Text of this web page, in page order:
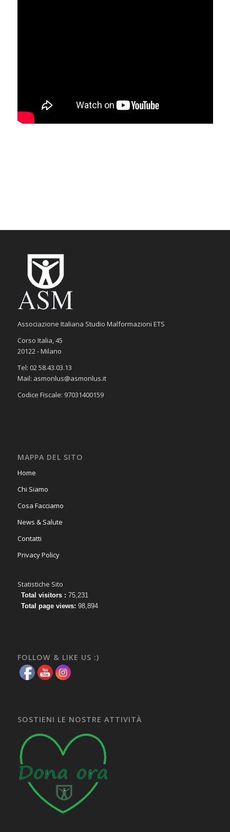
Associazione Italiana Studio Malformazioni ETS
Corso Italia, 45
20122 - Milano
Tel: 02 58.43.03.13
Mail: asmonlus@asmonlus.it
Codice Fiscale: 97031400159
MAPPA DEL SITO
Home
Chi Siamo
Cosa Facciamo
News & Salute
Contatti
Privacy Policy
Statistiche Sito
Total visitors : 75,231
Total page views: 98,894
FOLLOW & LIKE US :)
SOSTIENI LE NOSTRE ATTIVITÀ